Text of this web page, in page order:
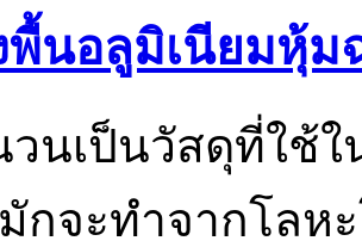
พื้นอลูมิเนียมหุ้
นเป็นวัสดุที่ใช้
กจะทำจากโลห